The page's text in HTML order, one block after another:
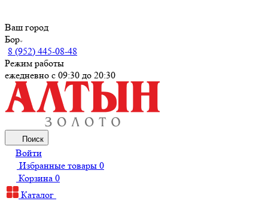
Ваш город
Бор
8 (952) 445-08-48
Режим работы
ежедневно с 09:30 до 20:30
Поиск
Войти
Избранные товары 0
Корзина 0
Каталог